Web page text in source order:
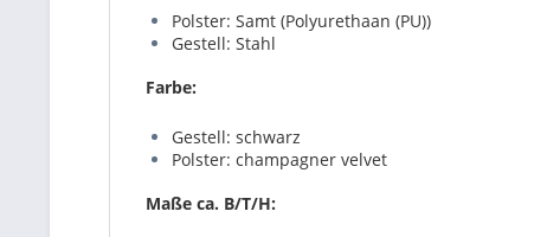
Polster: Samt (Polyurethaan (PU))
Gestell: Stahl
Farbe:
Gestell: schwarz
Polster: champagner velvet
Maße ca. B/T/H: